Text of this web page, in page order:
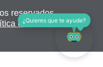
reservados.
de Cookies
¿Quieres que te ayude?